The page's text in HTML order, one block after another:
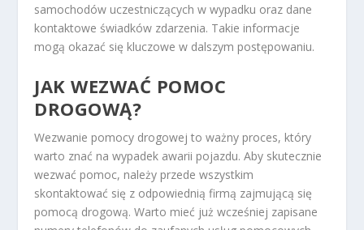
samochodów uczestniczących w wypadku oraz dane
kontaktowe świadków zdarzenia. Takie informacje
mogą okazać się kluczowe w dalszym postępowaniu.
JAK WEZWAĆ POMOC
DROGOWĄ?
Wezwanie pomocy drogowej to ważny proces, który
warto znać na wypadek awarii pojazdu. Aby skutecznie
wezwać pomoc, należy przede wszystkim
skontaktować się z odpowiednią firmą zajmującą się
pomocą drogową. Warto mieć już wcześniej zapisane